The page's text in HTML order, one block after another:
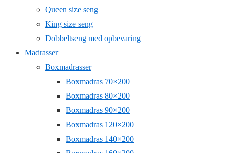
Queen size seng
King size seng
Dobbeltseng med opbevaring
Madrasser
Boxmadrasser
Boxmadras 70×200
Boxmadras 80×200
Boxmadras 90×200
Boxmadras 120×200
Boxmadras 140×200